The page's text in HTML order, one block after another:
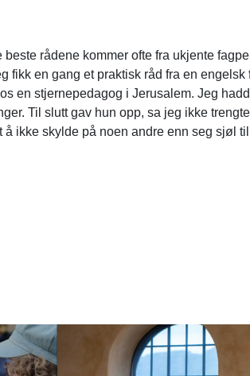
rådene kommer ofte fra ukjente
fikk en gang et praktisk råd fra en
en stjernepedagog i Jerusalem. Jeg
Til slutt gav hun opp, sa jeg ikke
å ikke skylde på noen andre enn seg sjøl